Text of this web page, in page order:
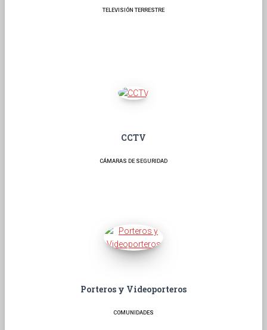
TELEVISIÓN TERRESTRE
CCTV
CÁMARAS DE SEGURIDAD
Porteros y Videoporteros
COMUNIDADES